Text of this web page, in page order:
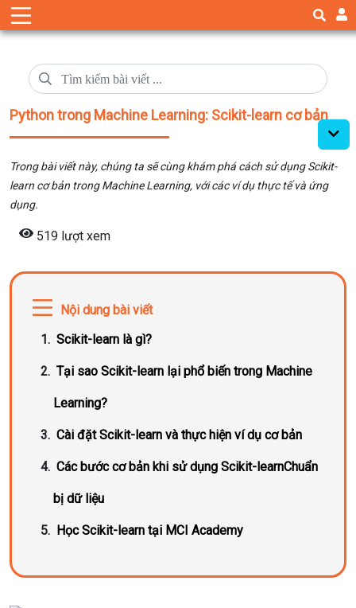
Python trong Machine Learning: Scikit-learn cơ bản
Trong bài viết này, chúng ta sẽ cùng khám phá cách sử dụng Scikit-
learn cơ bản trong Machine Learning, với các ví dụ thực tế và ứng
dụng.
519 lượt xem
Nội dung bài viết
Scikit-learn là gì?
Tại sao Scikit-learn lại phổ biến trong Machine
Learning?
Cài đặt Scikit-learn và thực hiện ví dụ cơ bản
Các bước cơ bản khi sử dụng Scikit-learnChuẩn
bị dữ liệu
Học Scikit-learn tại MCI Academy